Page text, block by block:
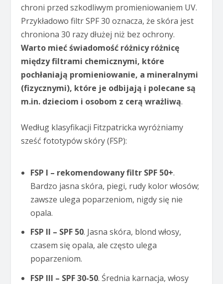
chroni przed szkodliwym promieniowaniem UV.
Przykładowo filtr SPF 30 oznacza, że skóra jest
chroniona 30 razy dłużej niż bez ochrony.
Warto mieć świadomość różnicy różnicę
między filtrami chemicznymi, które
pochłaniają promieniowanie, a mineralnymi
(fizycznymi), które je odbijają i polecane są
m.in. dzieciom i osobom z cerą wrażliwą.
Według klasyfikacji Fitzpatricka wyróżniamy
sześć fototypów skóry (FSP):
FSP I – rekomendowany filtr SPF 50+.
Bardzo jasna skóra, piegi, rudy kolor włosów;
zawsze ulega poparzeniom, nigdy się nie
opala.
FSP II – SPF 50. Jasna skóra, blond włosy,
czasem się opala, ale często ulega
poparzeniom.
FSP III – SPF 30-50. Średnia karnacja, włosy